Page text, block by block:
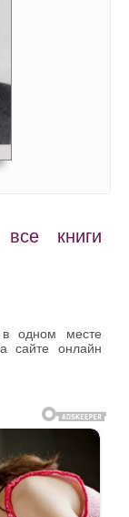
книги
одном месте
сайте онлайн